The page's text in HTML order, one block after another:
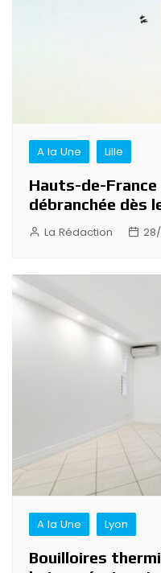
A la Une Lille
Hauts-de-
débranchée dès
La Rédaction
A la Une Lyon
Bouilloires